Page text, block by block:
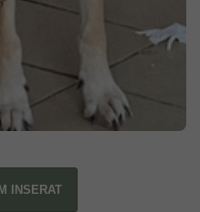
INSERAT